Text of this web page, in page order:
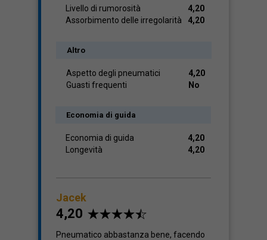
Livello di rumorosità
4,20
Assorbimento delle irregolarità
4,20
Altro
Aspetto degli pneumatici
4,20
Guasti frequenti
No
Economia di guida
Economia di guida
4,20
Longevità
4,20
Jacek
4,20
Pneumatico abbastanza bene, facendo